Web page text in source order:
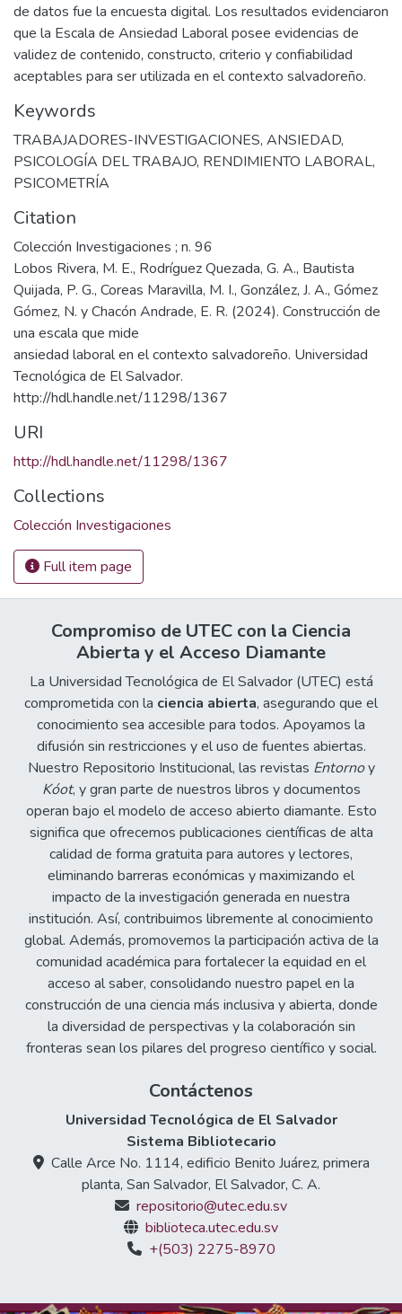
de datos fue la encuesta digital. Los resultados evidenciaron
que la Escala de Ansiedad Laboral posee evidencias de
validez de contenido, constructo, criterio y confiabilidad
aceptables para ser utilizada en el contexto salvadoreño.
Keywords
TRABAJADORES-INVESTIGACIONES, ANSIEDAD,
PSICOLOGÍA DEL TRABAJO, RENDIMIENTO LABORAL,
PSICOMETRÍA
Citation
Colección Investigaciones ; n. 96
Lobos Rivera, M. E., Rodríguez Quezada, G. A., Bautista
Quijada, P. G., Coreas Maravilla, M. I., González, J. A., Gómez
Gómez, N. y Chacón Andrade, E. R. (2024). Construcción de
una escala que mide
ansiedad laboral en el contexto salvadoreño. Universidad
Tecnológica de El Salvador.
http://hdl.handle.net/11298/1367
URI
http://hdl.handle.net/11298/1367
Collections
Colección Investigaciones
Full item page
Compromiso de UTEC con la Ciencia
Abierta y el Acceso Diamante
La Universidad Tecnológica de El Salvador (UTEC) está
comprometida con la ciencia abierta, asegurando que el
conocimiento sea accesible para todos. Apoyamos la
difusión sin restricciones y el uso de fuentes abiertas.
Nuestro Repositorio Institucional, las revistas Entornoy
Kóot, y gran parte de nuestros libros y documentos
operan bajo el modelo de acceso abierto diamante. Esto
significa que ofrecemos publicaciones científicas de alta
calidad de forma gratuita para autores y lectores,
eliminando barreras económicas y maximizando el
impacto de la investigación generada en nuestra
institución. Así, contribuimos libremente al conocimiento
global. Además, promovemos la participación activa de la
comunidad académica para fortalecer la equidad en el
acceso al saber, consolidando nuestro papel en la
construcción de una ciencia más inclusiva y abierta, donde
la diversidad de perspectivas y la colaboración sin
fronteras sean los pilares del progreso científico y social.
Contáctenos
Universidad Tecnológica de El Salvador
Sistema Bibliotecario
Calle Arce No. 1114, edificio Benito Juárez, primera
planta, San Salvador, El Salvador, C. A.
repositorio@utec.edu.sv
biblioteca.utec.edu.sv
+(503) 2275-8970